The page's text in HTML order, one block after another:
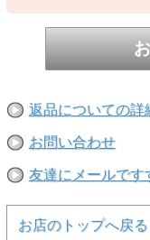
テゴリーの商品を生み
域でも高い支持を受け
代表的なモデルの
ェアから、アパレル、
を展開しています。
【素材】
○ポリエステル1680D
-
多少異なる場合がありま
返品についての詳
お問い合わせ
友達にメールです
お店のトップへ戻る